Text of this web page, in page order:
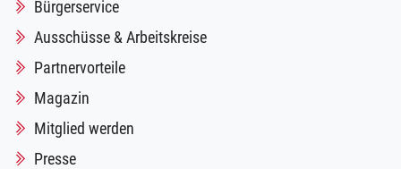
Bürgerservice
Ausschüsse & Arbeitskreise
Partnervorteile
Magazin
Mitglied werden
Presse